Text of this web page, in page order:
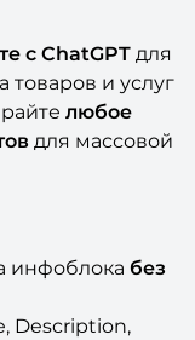
с ChatGPT для
товаров и услуг
любое
для массовой
инфоблока без
Description,